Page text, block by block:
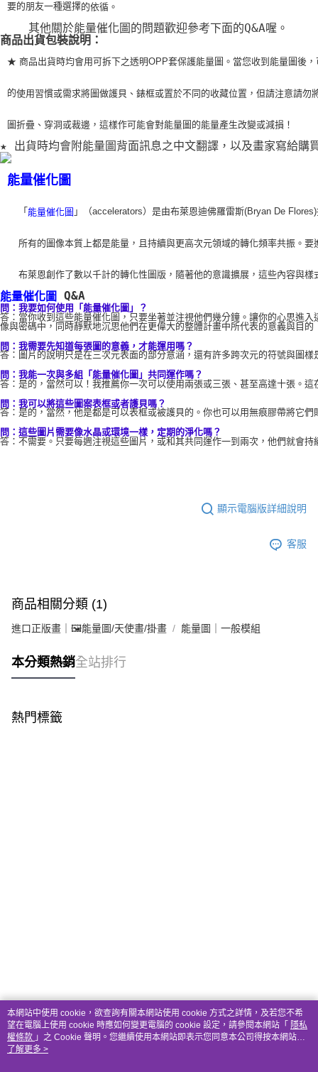
要的朋友一種選擇的依循。
    其他關於能量催化圖的問題歡迎參考下面的Q&A喔。
商品出貨包裝說明：
★ 商品出貨時均會用可拆下之透明OPP套保護能量圖。當您收到能量圖後，
的使用習慣或需求將圖做護貝、錶框或置於不同的收藏位置，但請注意請勿
圖折疊、穿洞或裁邊，這樣作可能會對能量圖的能量產生改變或減損！
★ 出貨時均會附能量圖背面訊息之中文翻譯，以及畫家寫給購
能量催化圖
「 能量催化圖 」（accelerators）是由布萊恩迪佛羅雷斯(Bryan De
所有的圖像本質上都是能量，且持續與更高次元領域的轉化頻率共振。要
布萊恩創作了數以千計的轉化性圖版，隨著他的意識擴展，這些內容與樣
能量催化圖 Q&A
問：我要如何使用「能量催化圖」？
答：當你收到這些能量催化圖，只要坐著並注視他們幾分鐘。讓你的心思進
像與密碼中，同時靜默地沉思他們在更偉大的整體計畫中所代表的意義與目
問：我需要先知道每張圖的意義，才能運用嗎？
答：圖片的說明只是在三次元表面的部分意涵，還有許多跨次元的符號與圖
問：我能一次與多組「能量催化圖」共同運作嗎？
答：是的，當然可以！我推薦你一次可以使用兩張或三張、甚至高達十張。
問：我可以將這些圖案表框或者護貝嗎？
答：是的，當然，他是都是可以表框或被護貝的。你也可以用無痕膠帶將它
問：這些圖片需要像水晶或環境一樣，定期的淨化嗎？
答：不需要。只要每週注視這些圖片，或和其共同運作一到兩次，他們就會
顯示電腦版詳細說明
客服
商品相關分類 (1)
進口正版畫｜🖼️能量圖/天使畫/掛畫 能量圖｜一般模組
本分類熱銷全站排行
熱門標籤
本網站中使用 cookie，欲查詢有關本網站使用 cookie 方式之詳情，及若您不希
望在電腦上使用 cookie 時應如何變更電腦的 cookie 設定，請參閱本網站「 隱私
權條款 」之 Cookie 聲明。您繼續使用本網站即表示您同意本公司得按本網站使
用條款之 Cookie 聲明使用 cookie。
了解更多 >